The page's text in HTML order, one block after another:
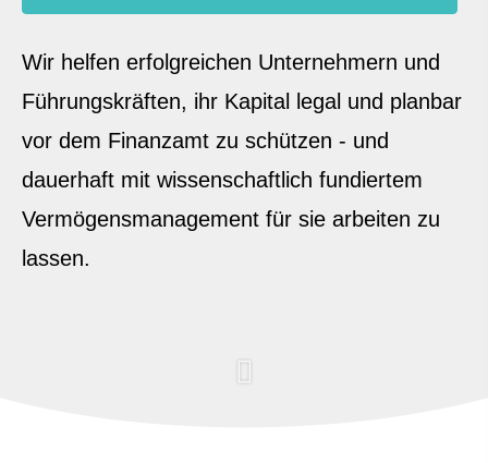
Wir helfen erfolgreichen Unternehmern und
Führungskräften, ihr Kapital legal und planbar
vor dem Finanzamt zu schützen - und
dauerhaft mit wissenschaftlich fundiertem
Vermögensmanagement für sie arbeiten zu
lassen.